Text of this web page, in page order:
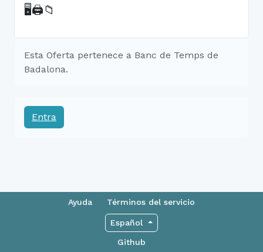
🖥🖨📁
Esta Oferta pertenece a Banc de Temps de
Badalona.
Entra
Ayuda Términos del servicio
Español
Github